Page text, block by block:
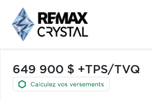
649 900 $ +TPS/TVQ